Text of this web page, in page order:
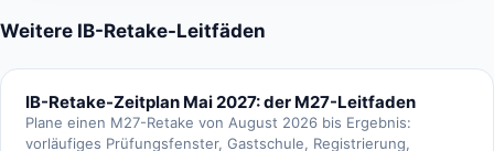
Weitere IB-Retake-Leitfäden
IB-Retake-Zeitplan Mai 2027: der M27-Leitfaden
Plane einen M27-Retake von August 2026 bis Ergebnis:
vorläufiges Prüfungsfenster, Gastschule, Registrierung,